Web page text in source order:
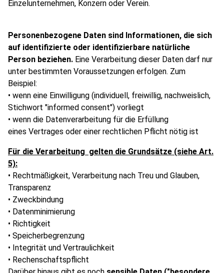
Einzelunternehmen, Konzern oder Verein.
Personenbezogene Daten sind Informationen, die sich
auf identifizierte oder identifizierbare natürliche
Person beziehen. Eine Verarbeitung dieser Daten darf nur
unter bestimmten Voraussetzungen erfolgen. Zum
Beispiel:
• wenn eine Einwilligung (individuell, freiwillig, nachweislich,
Stichwort "informed consent") vorliegt
• wenn die Datenverarbeitung für die Erfüllung
eines Vertrages oder einer rechtlichen Pflicht nötig ist
Für die Verarbeitung gelten die Grundsätze (siehe Art.
5):
• Rechtmäßigkeit, Verarbeitung nach Treu und Glauben,
Transparenz
• Zweckbindung
• Datenminimierung
• Richtigkeit
• Speicherbegrenzung
• Integrität und Vertraulichkeit
• Rechenschaftspflicht